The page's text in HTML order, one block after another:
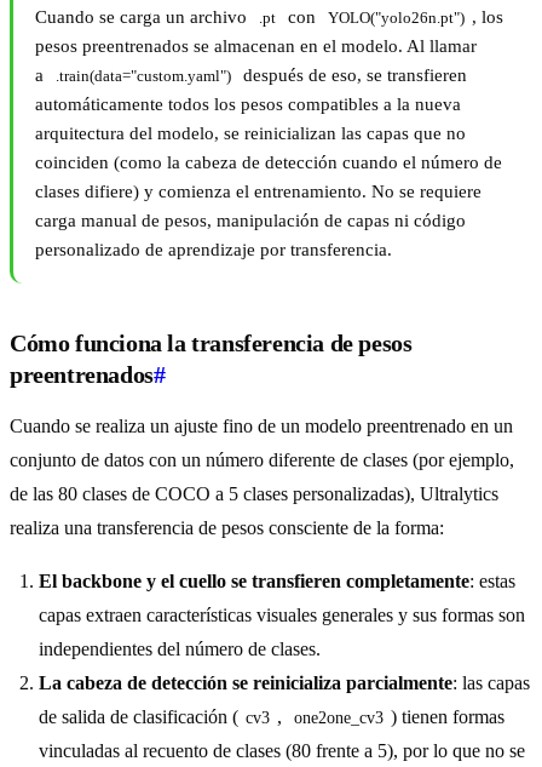
Cuando se carga un archivo
.pt con YOLO("yolo26n.pt") , los
pesos preentrenados se almacenan en el modelo. Al llamar
a
.train(data="custom.yaml")
después de eso, se transfieren
automáticamente todos los pesos compatibles a la nueva
arquitectura del modelo, se reinicializan las capas que no
coinciden (como la cabeza de detección cuando el número de
clases difiere) y comienza el entrenamiento. No se requiere
carga manual de pesos, manipulación de capas ni código
personalizado de aprendizaje por transferencia.
Cómo funciona la transferencia de pesos
preentrenados#
Cuando se realiza un ajuste fino de un modelo preentrenado en un
conjunto de datos con un número diferente de clases (por ejemplo,
de las 80 clases de COCO a 5 clases personalizadas), Ultralytics
realiza una transferencia de pesos consciente de la forma:
El backbone y el cuello se transfieren completamente: estas
capas extraen características visuales generales y sus formas son
independientes del número de clases.
La cabeza de detección se reinicializa parcialmente: las capas
de salida de clasificación ( cv3 , one2one_cv3 ) tienen formas
vinculadas al recuento de clases (80 frente a 5), por lo que no se